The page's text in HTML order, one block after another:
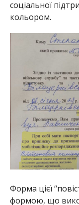
соціальної
кольором.
Форма цієї
формою, що